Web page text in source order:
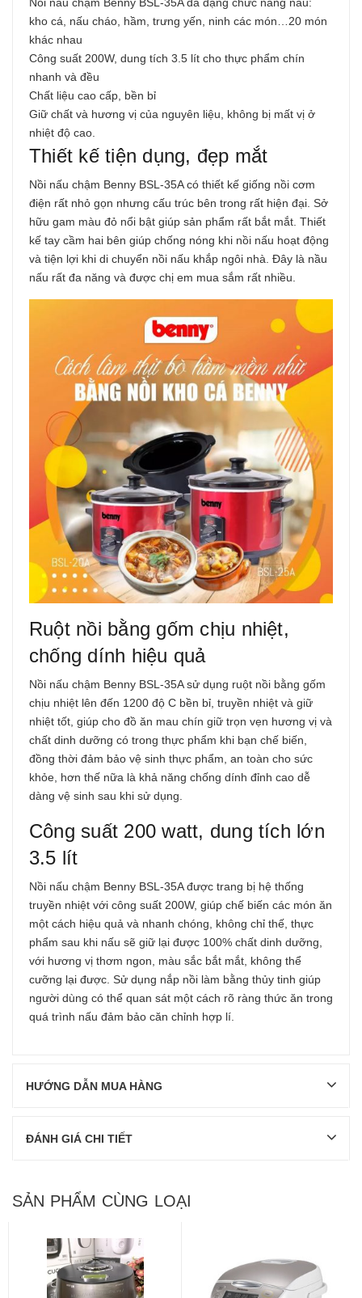
Nồi nấu chậm Benny BSL-35A đa dạng chức năng nấu:
kho cá, nấu cháo, hầm, trưng yến, ninh các món…20 món
khác nhau
Công suất 200W, dung tích 3.5 lít cho thực phẩm chín
nhanh và đều
Chất liệu cao cấp, bền bỉ
Giữ chất và hương vị của nguyên liệu, không bị mất vị ở
nhiệt độ cao.
Thiết kế tiện dụng, đẹp mắt
Nồi nấu chậm Benny BSL-35A có thiết kế giống nồi cơm
điện rất nhỏ gọn nhưng cấu trúc bên trong rất hiện đại. Sở
hữu gam màu đỏ nổi bật giúp sản phẩm rất bắt mắt. Thiết
kế tay cầm hai bên giúp chống nóng khi nồi nấu hoạt động
và tiện lợi khi di chuyển nồi nấu khắp ngôi nhà. Đây là nầu
nấu rất đa năng và được chị em mua sắm rất nhiều.
Ruột nồi bằng gốm chịu nhiệt,
chống dính hiệu quả
Nồi nấu chậm Benny BSL-35A sử dụng ruột nồi bằng gốm
chịu nhiệt lên đến 1200 độ C bền bỉ, truyền nhiệt và giữ
nhiệt tốt, giúp cho đồ ăn mau chín giữ trọn vẹn hương vị và
chất dinh dưỡng có trong thực phẩm khi bạn chế biến,
đồng thời đảm bảo vệ sinh thực phẩm, an toàn cho sức
khỏe, hơn thế nữa là khả năng chống dính đỉnh cao dễ
dàng vệ sinh sau khi sử dụng.
Công suất 200 watt, dung tích lớn
3.5 lít
Nồi nấu chậm Benny BSL-35A được trang bị hệ thống
truyền nhiệt với công suất 200W, giúp chế biến các món ăn
một cách hiệu quả và nhanh chóng, không chỉ thế, thực
phẩm sau khi nấu sẽ giữ lại được 100% chất dinh dưỡng,
với hương vị thơm ngon, màu sắc bắt mắt, không thể
cưỡng lại được. Sử dụng nắp nồi làm bằng thủy tinh giúp
người dùng có thể quan sát một cách rõ ràng thức ăn trong
quá trình nấu đảm bảo căn chỉnh hợp lí.
HƯỚNG DẪN MUA HÀNG
ĐÁNH GIÁ CHI TIẾT
SẢN PHẨM CÙNG LOẠI